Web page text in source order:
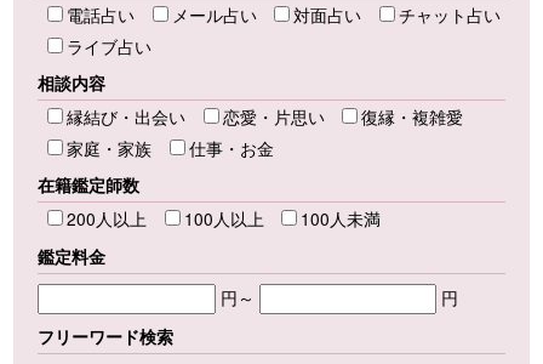
電話占い
メール占い 対面占い
チャット占い
ライブ占い
相談内容
縁結び・出会い
恋愛・片思い
復縁・複雑愛
家庭・家族
仕事・お金
在籍鑑定師数
200人以上
100人以上
100人未満
鑑定料金
円～
円
フリーワード検索